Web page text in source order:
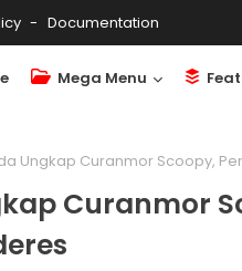
Documentation
Mega Menu
Ungkap Curanmor Scoopy,
Curanmor